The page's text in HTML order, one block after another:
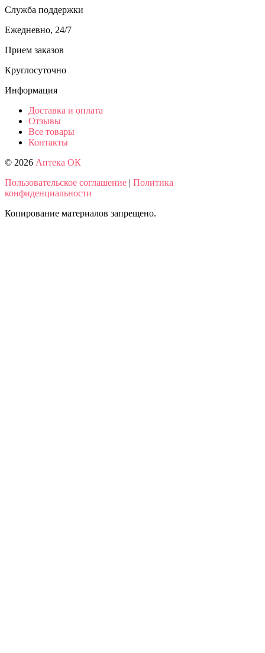
Служба поддержки
Ежедневно, 24/7
Прием заказов
Круглосуточно
Информация
Доставка и оплата
Отзывы
Все товары
Контакты
© 2026 Аптека ОК
Пользовательское соглашение | Политика
конфиденциальности
Копирование материалов запрещено.